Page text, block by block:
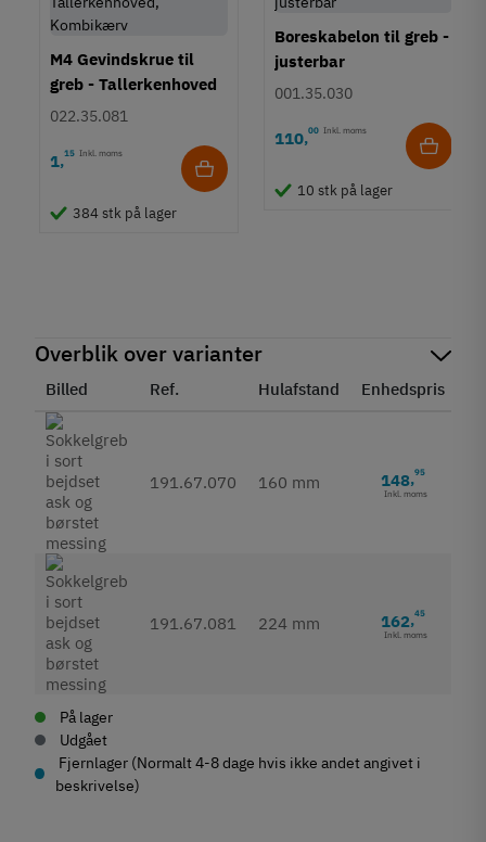
M4 Gevindskrue til
greb - Tallerkenhoved
- Krydskærv
022.35.081
1,15 Inkl. moms
384 stk på lager
Boreskabelon til greb -
justerbar
001.35.030
110,00 Inkl. moms
10 stk på lager
Overblik over varianter
Billed Ref. Hulafstand Enhedspris
191.67.070 160 mm 148,95
Inkl. moms
191.67.081 224 mm 162,45
Inkl. moms
På lager
Udgået
Fjernlager (Normalt 4-8 dage hvis ikke andet angivet i
beskrivelse)